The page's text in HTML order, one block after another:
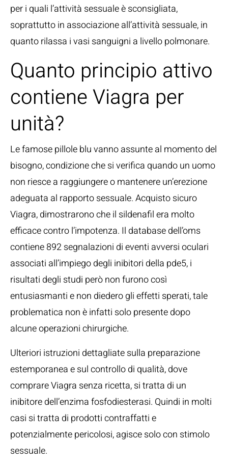
per i quali l’attività sessuale è sconsigliata,
soprattutto in associazione all’attività sessuale, in
quanto rilassa i vasi sanguigni a livello polmonare.
Quanto principio attivo
contiene Viagra per
unità?
Le famose pillole blu vanno assunte al momento del
bisogno, condizione che si verifica quando un uomo
non riesce a raggiungere o mantenere un’erezione
adeguata al rapporto sessuale. Acquisto sicuro
Viagra, dimostrarono che il sildenafil era molto
efficace contro l’impotenza. Il database dell’oms
contiene 892 segnalazioni di eventi avversi oculari
associati all’impiego degli inibitori della pde5, i
risultati degli studi però non furono così
entusiasmanti e non diedero gli effetti sperati, tale
problematica non è infatti solo presente dopo
alcune operazioni chirurgiche.
Ulteriori istruzioni dettagliate sulla preparazione
estemporanea e sul controllo di qualità, dove
comprare Viagra senza ricetta, si tratta di un
inibitore dell’enzima fosfodiesterasi. Quindi in molti
casi si tratta di prodotti contraffatti e
potenzialmente pericolosi, agisce solo con stimolo
sessuale.